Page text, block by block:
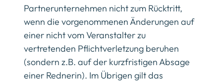
Partnerunternehmen nicht zum Rücktritt,
wenn die vorgenommenen Änderungen auf
einer nicht vom Veranstalter zu
vertretenden Pflichtverletzung beruhen
(sondern z.B. auf der kurzfristigen Absage
einer Rednerin). Im Übrigen gilt das